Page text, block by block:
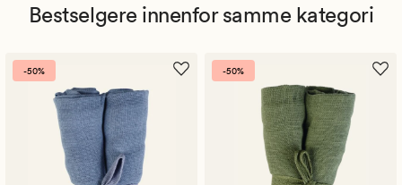
Bestselgere innenfor samme kategori
-50% -50%